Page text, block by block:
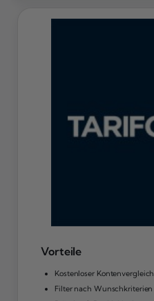
Vorteile
Kostenloser Kontenvergleich
Filter nach Wunschkriterien